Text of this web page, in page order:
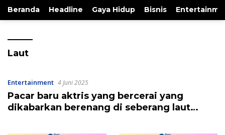
Beranda Headline Gaya Hidup Bisnis
Laut
Entertainment 4 Juni 2025
Pacar baru aktris yang bercerai yang
dikabarkan berenang di seberang laut